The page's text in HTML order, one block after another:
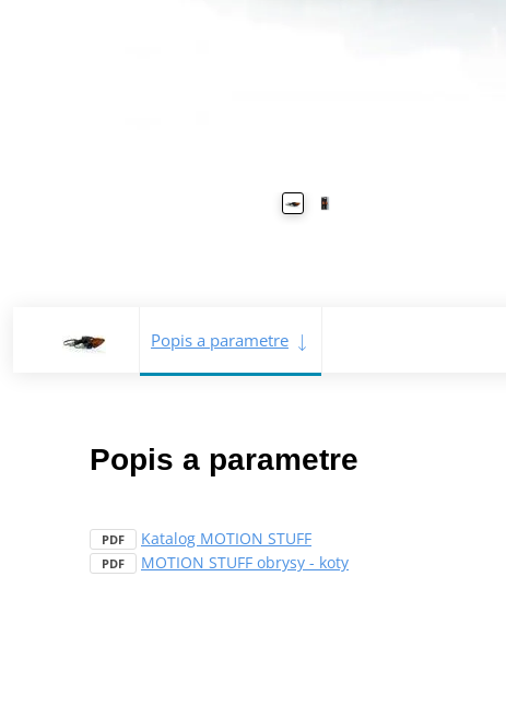
Popis a parametre
Popis a parametre
PDF Katalog MOTION STUFF
PDF MOTION STUFF obrysy - koty